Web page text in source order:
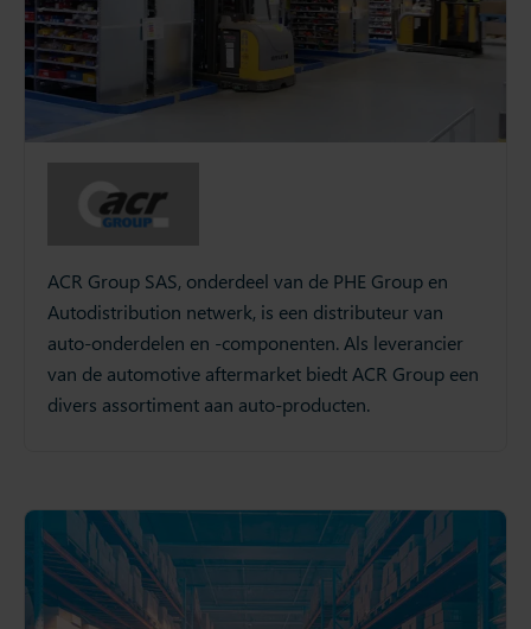
ACR Group SAS, onderdeel van de PHE Group en
Autodistribution netwerk, is een distributeur van
auto-onderdelen en -componenten. Als leverancier
van de automotive aftermarket biedt ACR Group een
divers assortiment aan auto-producten.